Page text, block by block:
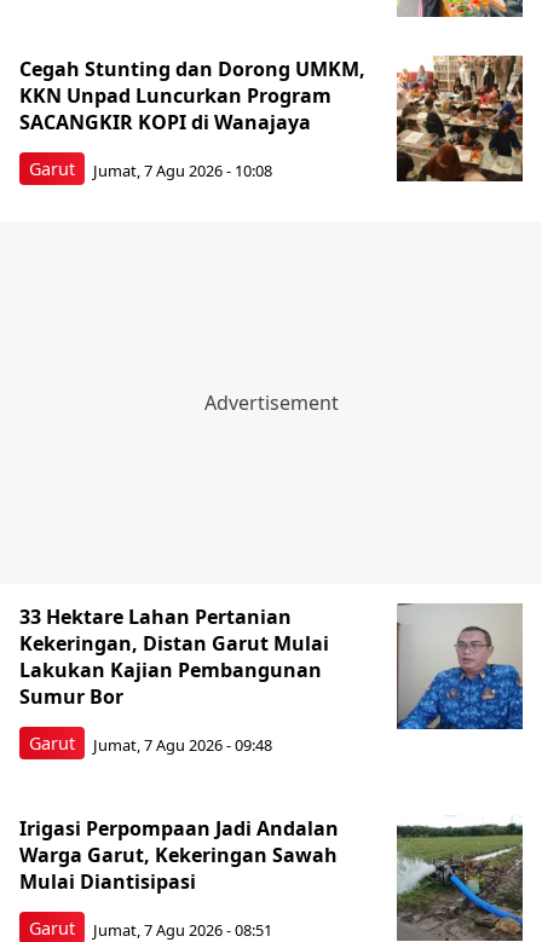
Garut
Cegah Stunting dan Dorong UMKM,
KKN Unpad Luncurkan Program
SACANGKIR KOPI di Wanajaya
Jumat, 7 Agu 2026 - 10:08
Garut
33 Hektare Lahan Pertanian
Kekeringan, Distan Garut Mulai
Lakukan Kajian Pembangunan
Sumur Bor
Jumat, 7 Agu 2026 - 09:48
Garut
Irigasi Perpompaan Jadi Andalan
Warga Garut, Kekeringan Sawah
Mulai Diantisipasi
Jumat, 7 Agu 2026 - 08:51